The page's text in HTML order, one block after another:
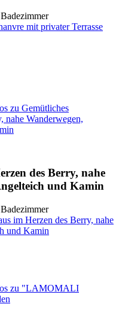
mit privater Terrasse
zu Gemütliches
nahe Wanderwegen,
des Berry, nahe
und Kamin
im Herzen des Berry, nahe
und Kamin
zu "LAMOMALI